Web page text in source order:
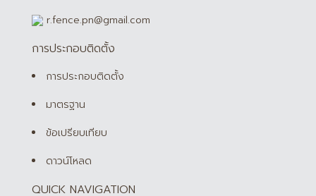
r.fence.pn@gmail.com
การประกอบติดตั้ง
การประกอบติดตั้ง
มาตรฐาน
ข้อเปรียบเทียบ
ดาวน์โหลด
QUICK NAVIGATION